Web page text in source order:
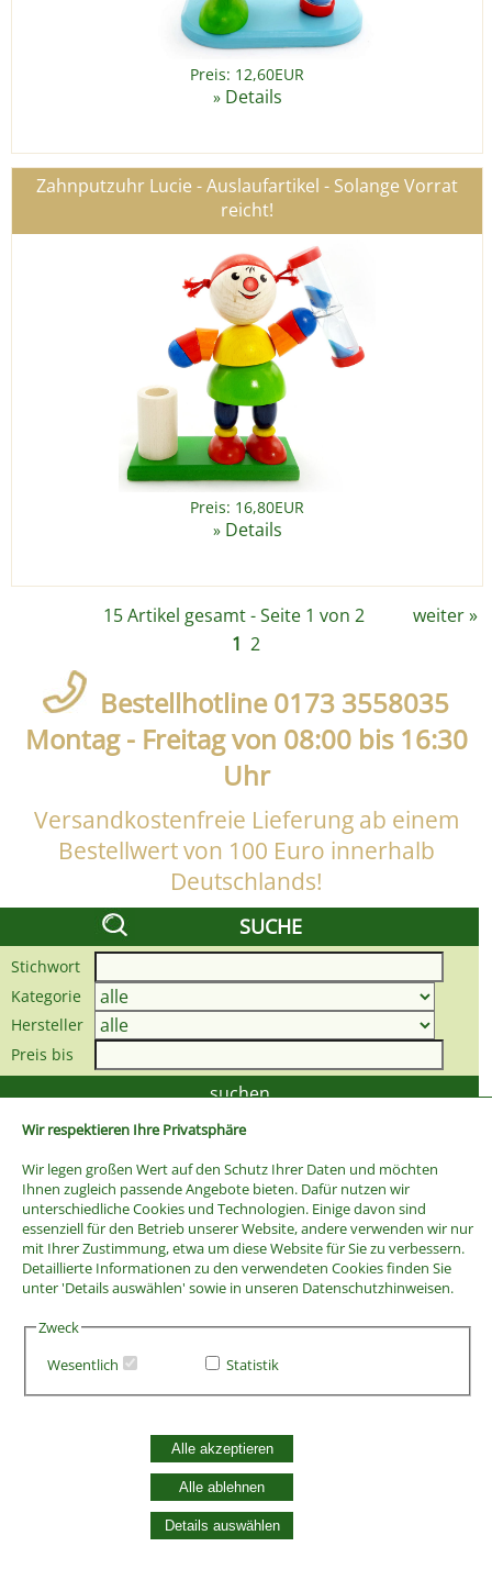
Wir respektieren Ihre Privatsphäre
Wir legen großen Wert auf den Schutz Ihrer Daten und möchten
Ihnen zugleich passende Angebote bieten. Dafür nutzen wir
unterschiedliche Cookies und Technologien. Einige davon sind
essenziell für den Betrieb unserer Website, andere verwenden wir nur
mit Ihrer Zustimmung, etwa um diese Website für Sie zu verbessern.
Detaillierte Informationen zu den verwendeten Cookies finden Sie
unter 'Details auswählen' sowie in unseren Datenschutzhinweisen.
Zweck
Wesentlich
Statistik
Alle akzeptieren
Alle ablehnen
Details auswählen
Preis: 12,60EUR
» Details
Zahnputzuhr Lucie - Auslaufartikel - Solange Vorrat
reicht!
Preis: 16,80EUR
» Details
15 Artikel gesamt - Seite 1 von 2 weiter»
1 2
Bestellhotline 0173 3558035
Montag - Freitag von 08:00 bis 16:30
Uhr
Versandkostenfreie Lieferung ab einem
Bestellwert von 100 Euro innerhalb
Deutschlands!
SUCHE
Stichwort
Kategorie
Hersteller
Preis bis
AGB
Vertrag widerrufen
Datenschutzerklärung
Zahlung und Versand
Batterieentsorgung
Widerruf Cookie-Einwilligung